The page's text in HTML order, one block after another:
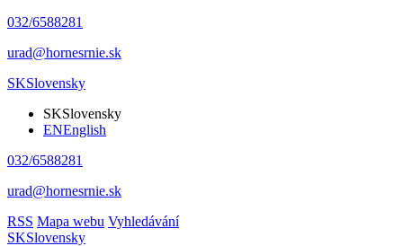
032/6588281
urad@hornesrnie.sk
SKSlovensky
SKSlovensky
ENEnglish
032/6588281
urad@hornesrnie.sk
RSS Mapa webu Vyhledávání
SKSlovensky